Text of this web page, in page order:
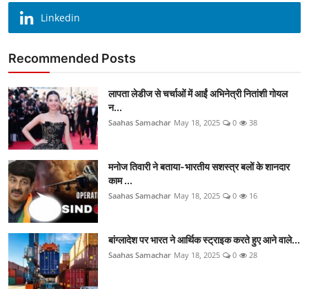
Linkedin
Recommended Posts
लापता लेडीज से चर्चाओं में आईं अभिनेत्री नितांशी गोयल
न...
Saahas Samachar May 18, 2025 0 38
मनोज तिवारी ने बताया-भारतीय सशस्त्र बलों के शानदार
काम ...
Saahas Samachar May 18, 2025 0 16
बांग्लादेश पर भारत ने आर्थिक स्ट्राइक करते हुए आने वाले...
Saahas Samachar May 18, 2025 0 28